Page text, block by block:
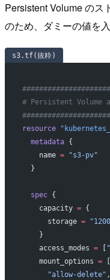
Persistent Volume のス
のため、ダミーの値を
s3.tf(抜粋)
# Persistent Volume
resource
  metadata
{
    name
= "s3-pv"
  }
  spec
{
    capacity
= {
      storage
=
    }
    access_modes
= [
    mount_options
= [
      "allow-delete"
,